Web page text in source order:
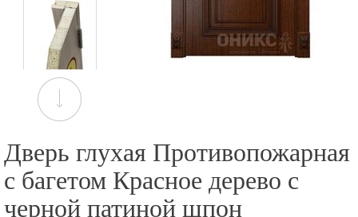
Дверь глухая Противопожарная
с багетом Красное дерево с
черной патиной шпон